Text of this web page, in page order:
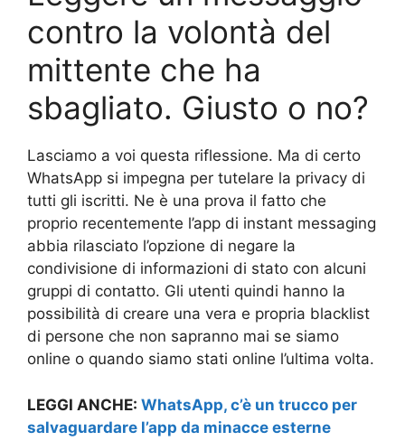
contro la volontà del
mittente che ha
sbagliato. Giusto o no?
Lasciamo a voi questa riflessione. Ma di certo
WhatsApp si impegna per tutelare la privacy di
tutti gli iscritti. Ne è una prova il fatto che
proprio recentemente l’app di instant messaging
abbia rilasciato l’opzione di negare la
condivisione di informazioni di stato con alcuni
gruppi di contatto. Gli utenti quindi hanno la
possibilità di creare una vera e propria blacklist
di persone che non sapranno mai se siamo
online o quando siamo stati online l’ultima volta.
LEGGI ANCHE: WhatsApp, c’è un trucco per
salvaguardare l’app da minacce esterne